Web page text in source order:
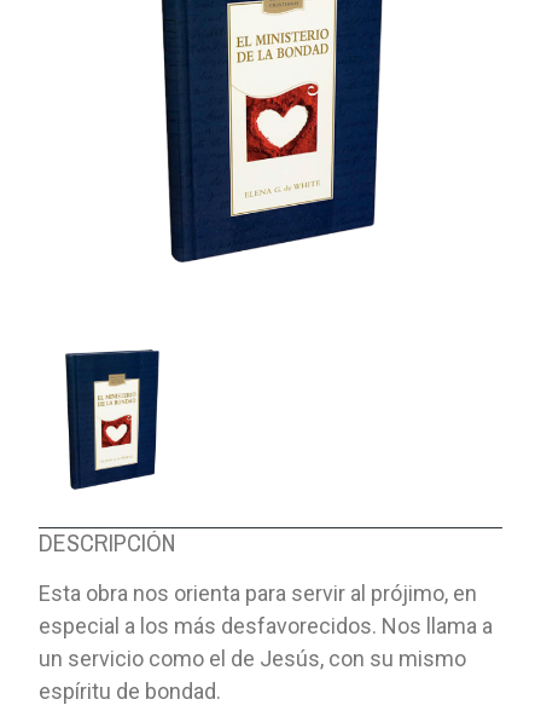
DESCRIPCIÓN
Esta obra nos orienta para servir al prójimo, en
especial a los más desfavorecidos. Nos llama a
un servicio como el de Jesús, con su mismo
espíritu de bondad.